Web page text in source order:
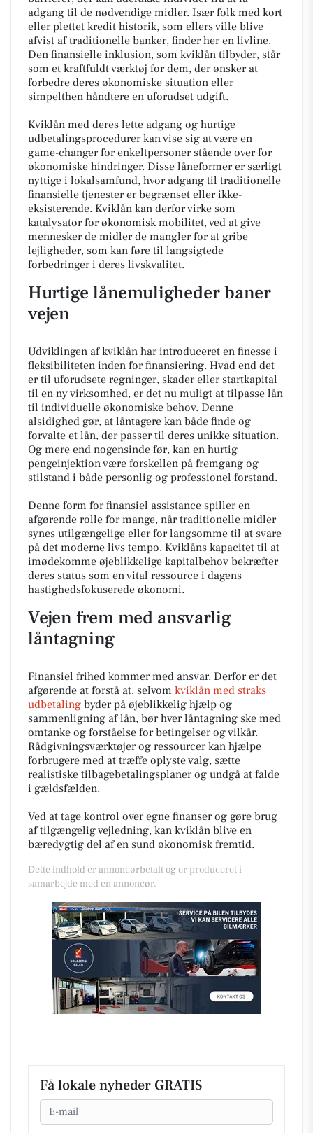
adgang til de nødvendige midler. Især folk med kort
eller plettet kredit historik, som ellers ville blive
afvist af traditionelle banker, finder her en livline.
Den finansielle inklusion, som kviklån tilbyder, står
som et kraftfuldt værktøj for dem, der ønsker at
forbedre deres økonomiske situation eller
simpelthen håndtere en uforudset udgift.
Kviklån med deres lette adgang og hurtige
udbetalingsprocedurer kan vise sig at være en
game-changer for enkeltpersoner stående over for
økonomiske hindringer. Disse låneformer er særligt
nyttige i lokalsamfund, hvor adgang til traditionelle
finansielle tjenester er begrænset eller ikke-
eksisterende. Kviklån kan derfor virke som
katalysator for økonomisk mobilitet, ved at give
mennesker de midler de mangler for at gribe
lejligheder, som kan føre til langsigtede
forbedringer i deres livskvalitet.
Hurtige lånemuligheder baner
vejen
Udviklingen af kviklån har introduceret en finesse i
fleksibiliteten inden for finansiering. Hvad end det
er til uforudsete regninger, skader eller startkapital
til en ny virksomhed, er det nu muligt at tilpasse lån
til individuelle økonomiske behov. Denne
alsidighed gør, at låntagere kan både finde og
forvalte et lån, der passer til deres unikke situation.
Og mere end nogensinde før, kan en hurtig
pengeinjektion være forskellen på fremgang og
stilstand i både personlig og professionel forstand.
Denne form for finansiel assistance spiller en
afgørende rolle for mange, når traditionelle midler
synes utilgængelige eller for langsomme til at svare
på det moderne livs tempo. Kviklåns kapacitet til at
imødekomme øjeblikkelige kapitalbehov bekræfter
deres status som en vital ressource i dagens
hastighedsfokuserede økonomi.
Vejen frem med ansvarlig
låntagning
Finansiel frihed kommer med ansvar. Derfor er det
afgørende at forstå at, selvom kviklån med straks
udbetaling byder på øjeblikkelig hjælp og
sammenligning af lån, bør hver låntagning ske med
omtanke og forståelse for betingelser og vilkår.
Rådgivningsværktøjer og ressourcer kan hjælpe
forbrugere med at træffe oplyste valg, sætte
realistiske tilbagebetalingsplaner og undgå at falde
i gældsfælden.
Ved at tage kontrol over egne finanser og gøre brug
af tilgængelig vejledning, kan kviklån blive en
bæredygtig del af en sund økonomisk fremtid.
Dette indhold er annoncørbetalt og er produceret i
samarbejde med en annoncør.
Få lokale nyheder GRATIS
Email